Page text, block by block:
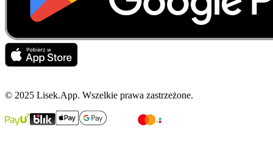
© 2025 Lisek.App. Wszelkie prawa zastrzeżone.